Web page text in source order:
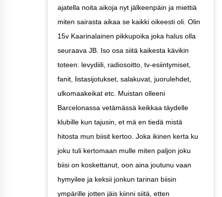
ajatella noita aikoja nyt jälkeenpäin ja miettiä
miten sairasta aikaa se kaikki oikeesti oli. Olin
15v Kaarinalainen pikkupoika joka halus olla
seuraava JB. Iso osa siitä kaikesta kävikin
toteen: levydiili, radiosoitto, tv-esiintymiset,
fanit, listasijotukset, salakuvat, juorulehdet,
ulkomaakeikat etc. Muistan olleeni
Barcelonassa vetämässä keikkaa täydelle
klubille kun tajusin, et mä en tiedä mistä
hitosta mun biisit kertoo. Joka ikinen kerta ku
joku tuli kertomaan mulle miten paljon joku
biisi on koskettanut, oon aina joutunu vaan
hymyilee ja keksii jonkun tarinan biisin
ympärille jotten jäis kiinni siitä, etten